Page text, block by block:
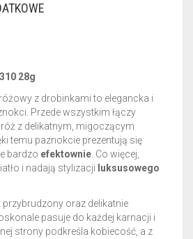
28g
z drobinkami to elegancka i
Przede wszystkim łączy
z delikatnym, migoczącym
temu paznokcie prezentują się
bardzo efektownie . Co więcej,
i nadają stylizacji luksusowego
oraz delikatnie
pasuje do każdej karnacji i
strony podkreśla kobiecość, a z